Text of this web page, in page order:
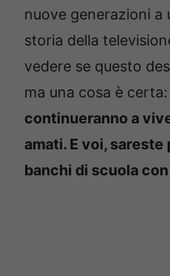
nuove generazioni a
storia della
vedere se questo
ma una cosa è certa:
continueranno a
amati. E voi,
banchi di scuola